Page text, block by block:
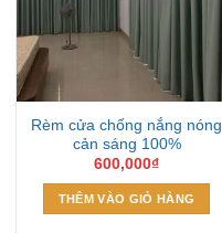
Rèm cửa chống nắng nóng
cản sáng 100%
600,000₫
THÊM VÀO GIỎ HÀNG